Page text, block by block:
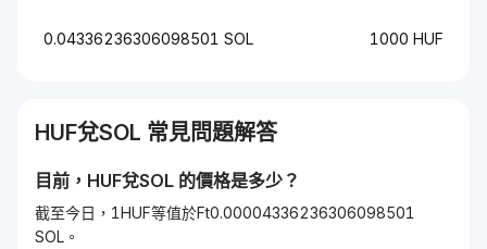
0.04336236306098501 SOL 1000 HUF
HUF兌SOL 常見問題解答
目前， HUF兌SOL 的價格是多少？
截至今日，1HUF等值於Ft0.00004336236306098501
SOL。